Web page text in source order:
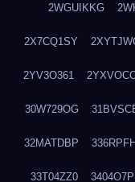
2WGUIKKG
2X7CQ1SY
2YV3O361
30W729OG
32MATDBP
33T04ZZ0